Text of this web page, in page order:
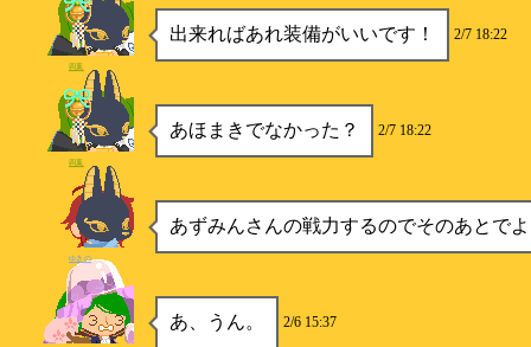
出来ればあれ装備がいいです！ 2/7 18:22
四葉
あほまきでなかった？ 2/7 18:22
四葉
あずみんさんの戦力するのでそのあとで
ゆきの
あ、うん。 2/6 15:37